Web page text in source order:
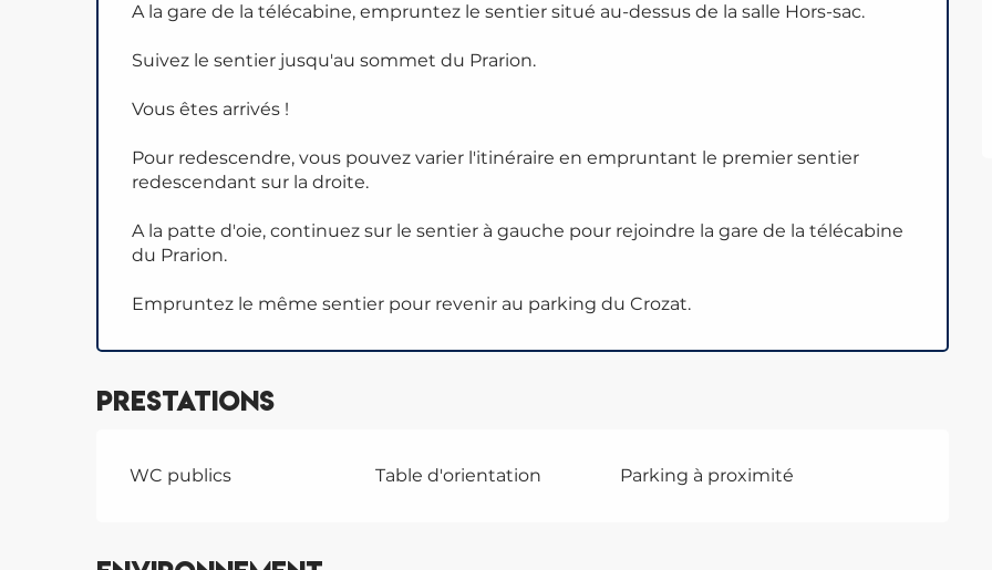
A la gare de la télécabine, empruntez le sentier situé au-dessus de la salle Hors-sac.
Suivez le sentier jusqu'au sommet du Prarion.
Vous êtes arrivés !
Pour redescendre, vous pouvez varier l'itinéraire en empruntant le premier sentier
redescendant sur la droite.
A la patte d'oie, continuez sur le sentier à gauche pour rejoindre la gare de la télécabine
du Prarion.
Empruntez le même sentier pour revenir au parking du Crozat.
Prestations
WC publics Table d'orientation Parking à proximité